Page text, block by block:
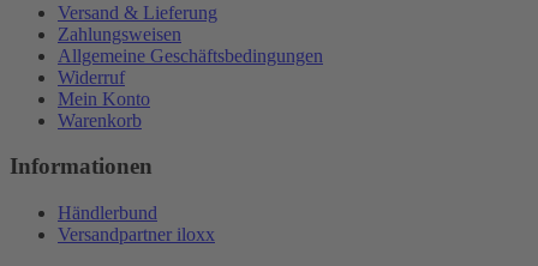
Versand & Lieferung
Zahlungsweisen
Allgemeine Geschäftsbedingungen
Widerruf
Mein Konto
Warenkorb
Informationen
Händlerbund
Versandpartner iloxx